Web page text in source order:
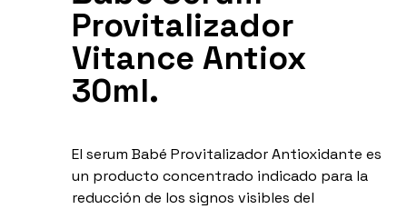
Provitalizador
Vitance Antiox
30ml.
El serum Babé Provitalizador Antioxidante es
un producto concentrado indicado para la
reducción de los signos visibles del